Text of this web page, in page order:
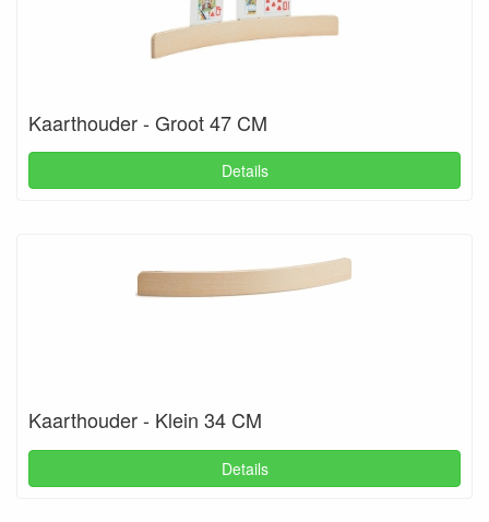
Kaarthouder - Groot 47 CM
Details
Kaarthouder - Klein 34 CM
Details